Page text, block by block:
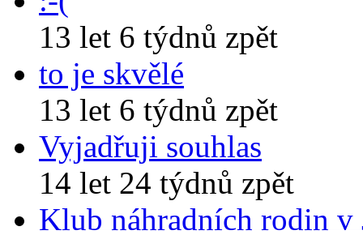
13 let 6 týdnů zpět
to je skvělé
13 let 6 týdnů zpět
Vyjadřuji souhlas
14 let 24 týdnů zpět
Klub náhradních rodin v